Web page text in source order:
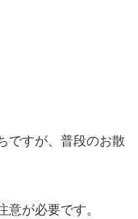
ですが、普段のお散
が必要です。